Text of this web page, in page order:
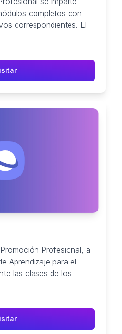
completos con
correspondientes. El
Profesional, a
Aprendizaje para el
las clases de los